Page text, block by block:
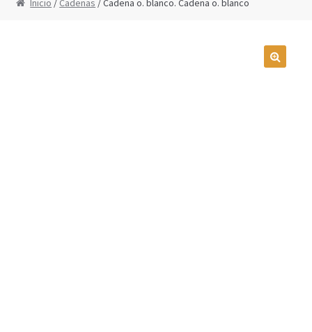
Inicio / Cadenas / Cadena o. blanco. Cadena o. blanco